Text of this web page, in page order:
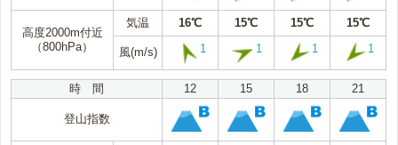
高度2000m付近
（800hPa）
気温 16℃ 15℃ 15℃ 15℃
風(m/s) 1 1 1 1
時 間 12 15 18 21
登山指数